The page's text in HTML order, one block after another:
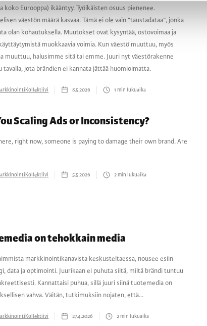
koko Eurooppa) ikääntyy. Työikäisten osuus pienenee.
väestön määrä kasvaa. Tämä ei ole vain “taustadataa”, jonka
olan kohautuksella. Muutokset ovat kysyntää, ostovoimaa ja
muokkaavia voimia. Kun väestö muuttuu, myös
muuttuu, halusimme sitä tai emme. Juuri nyt väestörakenne
tavalla, jota brändien ei kannata jättää huomioimatta.
8.5.2026 1 min lukuaika
Scaling Ads or Inconsistency?
right now, someone is paying to damage their own brand. Are
5.5.2026 2min lukuaika
on tehokkain media
markkinointikanavista keskusteltaessa, nousee esiin
data ja optimointi. Juurikaan ei puhuta siitä, miltä brändi tuntuu
Kannattaisi puhua, sillä juuri siinä tuotemedia on
vahva. Väitän, tutkimuksiin nojaten, että...
27.4.2026 2min lukuaika